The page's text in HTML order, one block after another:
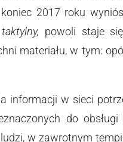
2017 roku
taktylny, powoli staje
materiału, w tym:
informacji w sieci
do obsługi
w zawrotnym